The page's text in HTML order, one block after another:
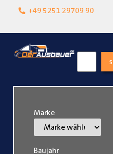
+49 5251 29709 90
Lokalgeschäft in
Marke
Baujahr